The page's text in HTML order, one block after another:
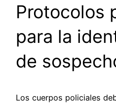
Protocolos
para la
de
Los cuerpos policiales